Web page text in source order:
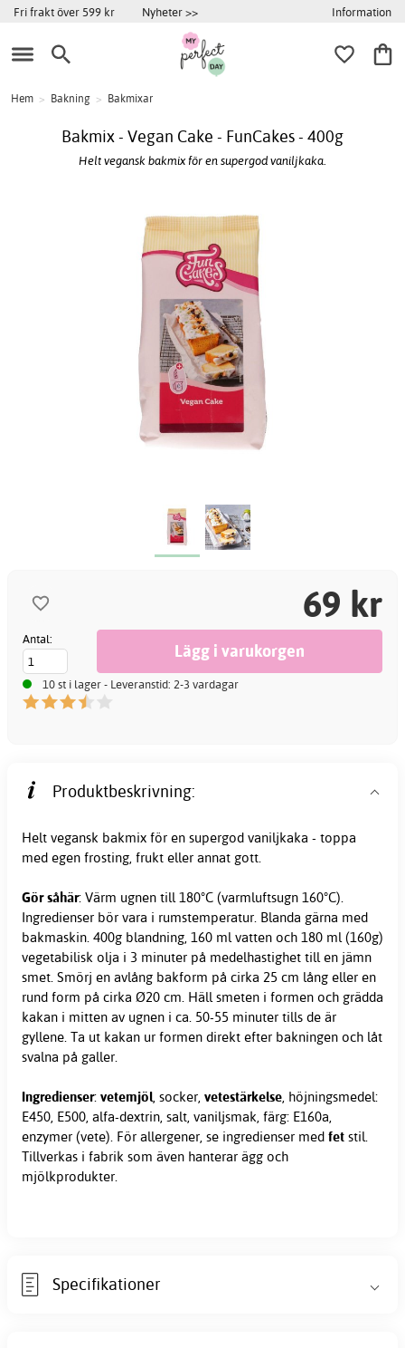
Fri frakt över 599 kr Nyheter >> Information
Hem > Bakning > Bakmixar
Bakmix - Vegan Cake - FunCakes - 400g
Helt vegansk bakmix för en supergod vaniljkaka.
69 kr
Antal:
10 st i lager - Leveranstid: 2-3 vardagar
Produktbeskrivning:
Helt vegansk bakmix för en supergod vaniljkaka - toppa
med egen frosting, frukt eller annat gott.
Gör såhär: Värm ugnen till 180°C (varmluftsugn 160°C).
Ingredienser bör vara i rumstemperatur. Blanda gärna med
bakmaskin. 400g blandning, 160 ml vatten och 180 ml (160g)
vegetabilisk olja i 3 minuter på medelhastighet till en jämn
smet. Smörj en avlång bakform på cirka 25 cm lång eller en
rund form på cirka Ø20 cm. Häll smeten i formen och grädda
kakan i mitten av ugnen i ca. 50-55 minuter tills de är
gyllene. Ta ut kakan ur formen direkt efter bakningen och låt
svalna på galler.
Ingredienser: vetemjöl, socker, vetestärkelse, höjningsmedel:
E450, E500, alfa-dextrin, salt, vaniljsmak, färg: E160a,
enzymer (vete). För allergener, se ingredienser med fet stil.
Tillverkas i fabrik som även hanterar ägg och
mjölkprodukter.
Specifikationer